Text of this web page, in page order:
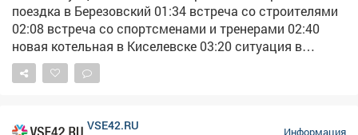
спешке и давлении.
поездка в Березовский 01:34 встреча со строителями
02:08 встреча со спортсменами и тренерами 02:40
новая котельная в Киселевске 03:20 ситуация в
таштагольском роддоме
VSE42.RU Информация